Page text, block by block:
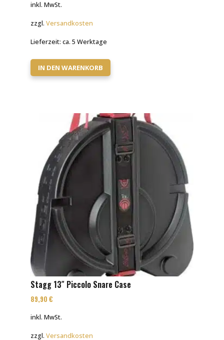
inkl. MwSt.
zzgl. Versandkosten
Lieferzeit: ca. 5 Werktage
IN DEN WARENKORB
Stagg 13″ Piccolo Snare Case
89,90 €
inkl. MwSt.
zzgl. Versandkosten